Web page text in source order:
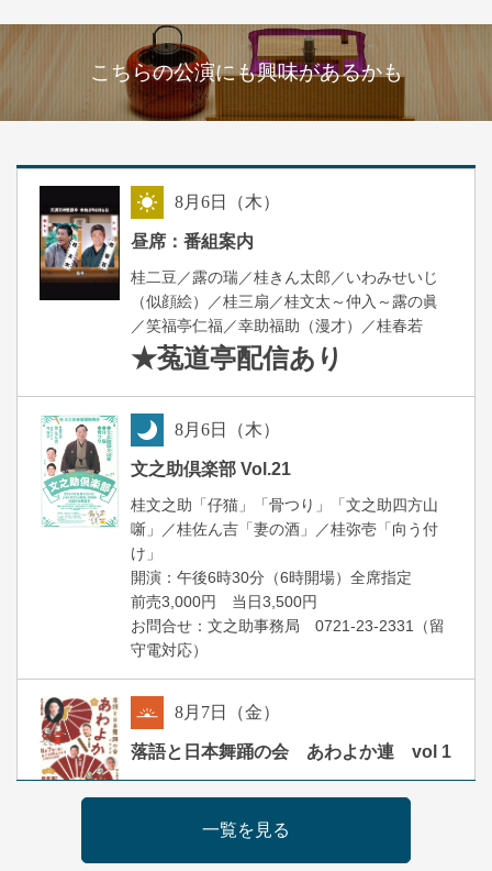
こちらの公演にも興味があるかも
8月6日（木）
昼席：番組案内
桂二豆／露の瑞／桂きん太郎／いわみせいじ
（似顔絵）／桂三扇／桂文太～仲入～露の眞
／笑福亭仁福／幸助福助（漫才）／桂春若
★菟道亭配信あり
8月6日（木）
文之助倶楽部 Vol.21
桂文之助「仔猫」「骨つり」「文之助四方山
噺」／桂佐ん吉「妻の酒」／桂弥壱「向う付
け」
開演：午後6時30分（6時開場）全席指定
前売3,000円 当日3,500円
お問合せ：文之助事務局 0721-23-2331（留
守電対応）
8月 7日（金）
落語と日本舞踊の会 あわよか連 vol 1
開演：午前10時（9時30分開場）
前売2,500円 当日3,000円
一覧を見る